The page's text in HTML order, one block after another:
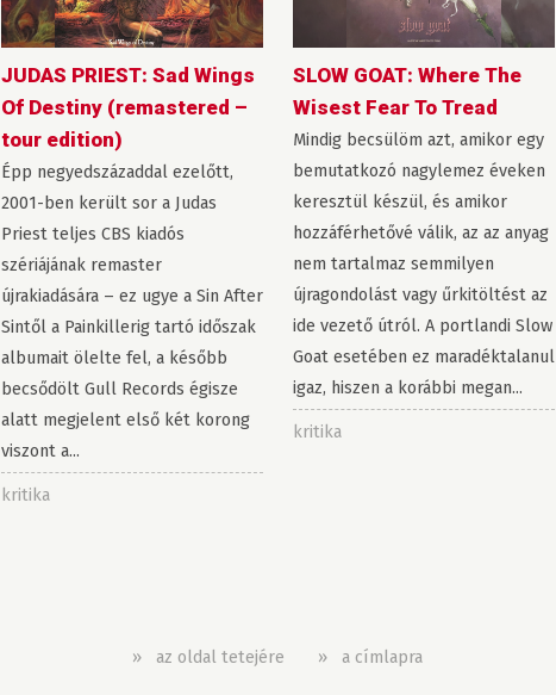
JUDAS PRIEST: Sad Wings
Of Destiny (remastered –
tour edition)
Épp negyedszázaddal ezelőtt,
2001-ben került sor a Judas
Priest teljes CBS kiadós
szériájának remaster
újrakiadására – ez ugye a Sin After
Sintől a Painkillerig tartó időszak
albumait ölelte fel, a később
becsődölt Gull Records égisze
alatt megjelent első két korong
viszont a...
kritika
SLOW GOAT: Where The
Wisest Fear To Tread
Mindig becsülöm azt, amikor egy
bemutatkozó nagylemez éveken
keresztül készül, és amikor
hozzáférhetővé válik, az az anyag
nem tartalmaz semmilyen
újragondolást vagy űrkitöltést az
ide vezető útról. A portlandi Slow
Goat esetében ez maradéktalanul
igaz, hiszen a korábbi megan...
kritika
» az oldal tetejére » a címlapra